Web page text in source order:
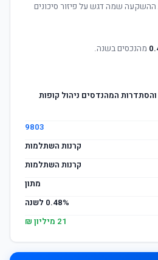
ההשקעה שמה דגש על פיזור סיכונים
מהנכסים בשנה.
המהנדסים ניהול קופות
9803
קרנות השתלמות
קרנות השתלמות
מתון
0.48% לשנה
21 מיליון ₪